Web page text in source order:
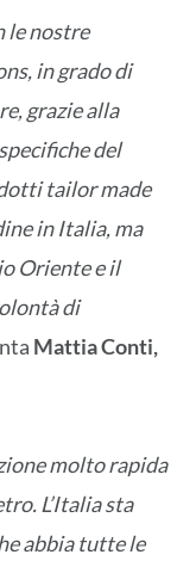
le nostre
in grado di
grazie alla
del
tailor made
in Italia, ma
Oriente e il
di
Mattia Conti,
molto rapida
L’Italia sta
abbia tutte le